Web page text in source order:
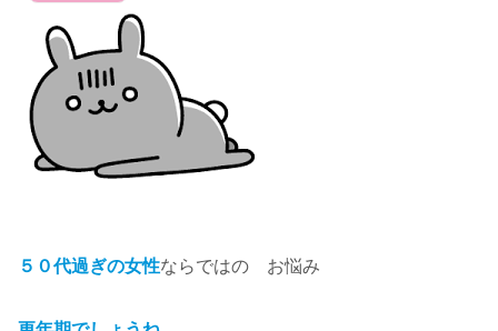
５０代過ぎの女性ならではの お悩み